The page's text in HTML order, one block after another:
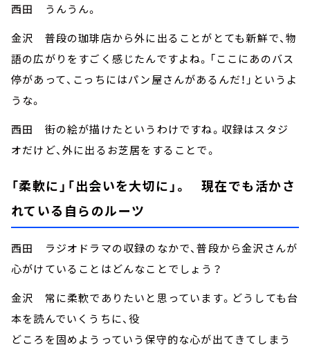
西田 うんうん。
金沢 普段の珈琲店から外に出ることがとても新鮮で、物
語の広がりをすごく感じたんですよね。「ここにあのバス
停があって、こっちにはパン屋さんがあるんだ！」というよ
うな。
西田 街の絵が描けたというわけですね。収録はスタジ
オだけど、外に出るお芝居をすることで。
「柔軟に」「出会いを大切に」。 現在でも活かさ
れている自らのルーツ
西田 ラジオドラマの収録のなかで、普段から金沢さんが
心がけていることはどんなことでしょう？
金沢 常に柔軟でありたいと思っています。どうしても台
本を読んでいくうちに、役
どころを固めようっていう保守的な心が出てきてしまう